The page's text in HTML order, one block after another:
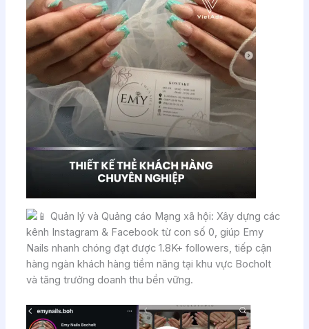
Quản lý và Quảng cáo Mạng xã hội: Xây dựng các
kênh Instagram & Facebook từ con số 0, giúp Emy
Nails nhanh chóng đạt được 1.8K+ followers, tiếp cận
hàng ngàn khách hàng tiềm năng tại khu vực Bocholt
và tăng trưởng doanh thu bền vững.